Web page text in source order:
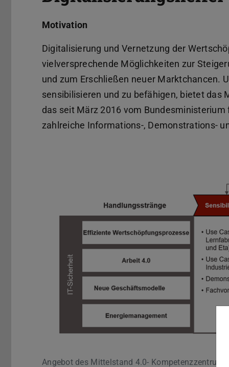
Motivation
Digitalisierung und Vernetzung der
vielversprechende Möglichkeiten zur
und zum Erschließen neuer Marktchancen.
sensibilisieren und zu befähigen, bietet
das seit März 2016 vom
zahlreiche Informations-, Demonstrations-
Angebot des Mittelstand 4.0- Kompetenzzentrum